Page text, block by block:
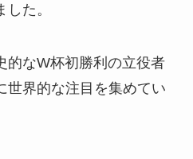
た。
的なW杯初勝利の立役者
世界的な注目を集めてい